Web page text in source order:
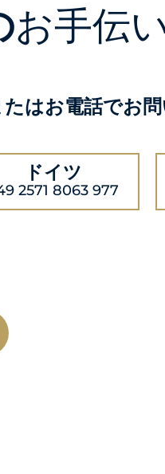
お手伝
たはお電話でお
ドイツ
2571 8063 977